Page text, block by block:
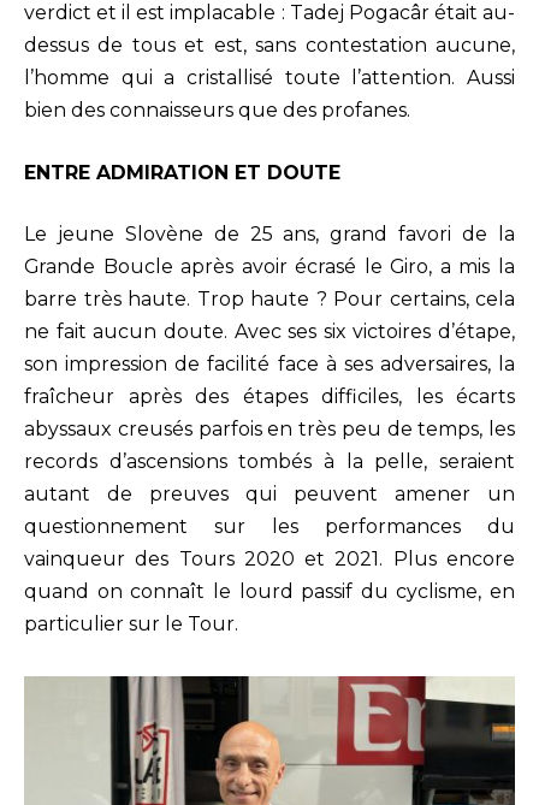
verdict et il est implacable : Tadej Pogacâr était au-
dessus de tous et est, sans contestation aucune,
l’homme qui a cristallisé toute l’attention. Aussi
bien des connaisseurs que des profanes.
ENTRE ADMIRATION ET DOUTE
Le jeune Slovène de 25 ans, grand favori de la
Grande Boucle après avoir écrasé le Giro, a mis la
barre très haute. Trop haute ? Pour certains, cela
ne fait aucun doute. Avec ses six victoires d’étape,
son impression de facilité face à ses adversaires, la
fraîcheur après des étapes difficiles, les écarts
abyssaux creusés parfois en très peu de temps, les
records d’ascensions tombés à la pelle, seraient
autant de preuves qui peuvent amener un
questionnement sur les performances du
vainqueur des Tours 2020 et 2021. Plus encore
quand on connaît le lourd passif du cyclisme, en
particulier sur le Tour.